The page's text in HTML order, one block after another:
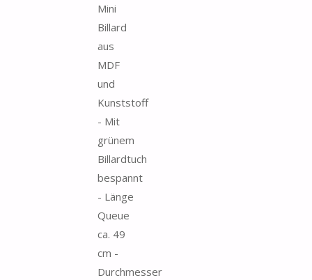
Mini
Billard
aus
MDF
und
Kunststoff
- Mit
grünem
Billardtuch
bespannt
- Länge
Queue
ca. 49
cm -
Durchmesser